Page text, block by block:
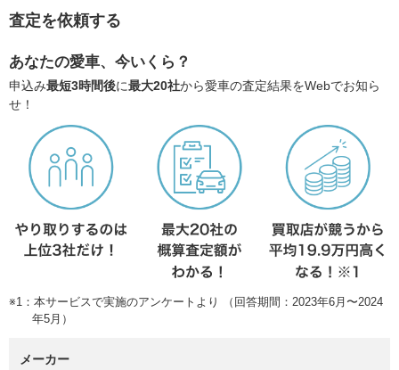
査定を依頼する
あなたの愛車、今いくら？
申込み最短3時間後に最大20社から愛車の査定結果をWebでお知ら
せ！
※1：本サービスで実施のアンケートより （回答期間：2023年6月〜2024
年5月）
メーカー